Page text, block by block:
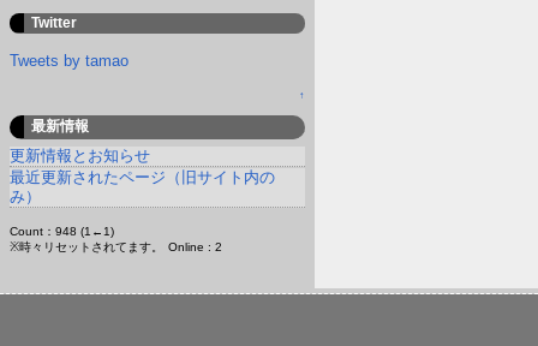
Twitter
Tweets by tamao
↑
最新情報
更新情報とお知らせ
最近更新されたページ（旧サイト内の
み）
Count：948 (1←1)
※時々リセットされてます。
Online : 2